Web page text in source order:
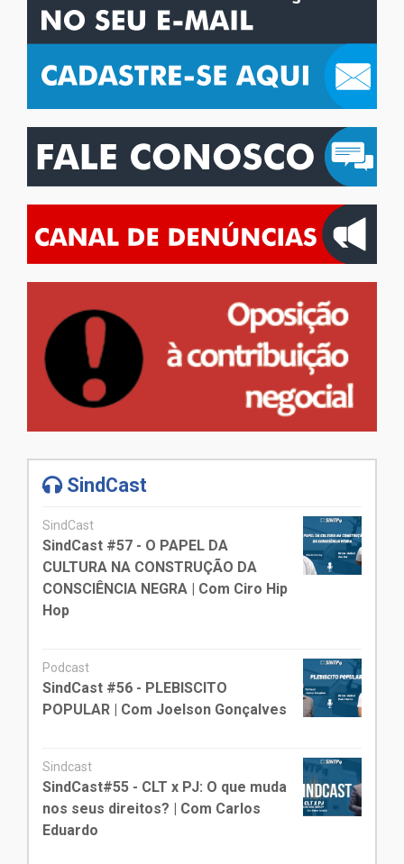
SindCast
SindCast
SindCast #57 - O PAPEL DA
CULTURA NA CONSTRUÇÃO DA
CONSCIÊNCIA NEGRA | Com Ciro Hip
Hop
Podcast
SindCast #56 - PLEBISCITO
POPULAR | Com Joelson Gonçalves
Sindcast
SindCast#55 - CLT x PJ: O que muda
nos seus direitos? | Com Carlos
Eduardo